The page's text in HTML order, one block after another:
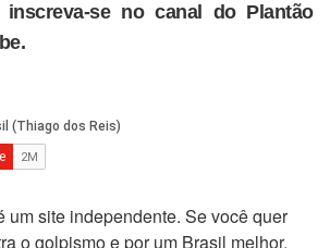
inscreva-se no canal do Plantão
um site independente. Se você quer
o golpismo e por um Brasil melhor,